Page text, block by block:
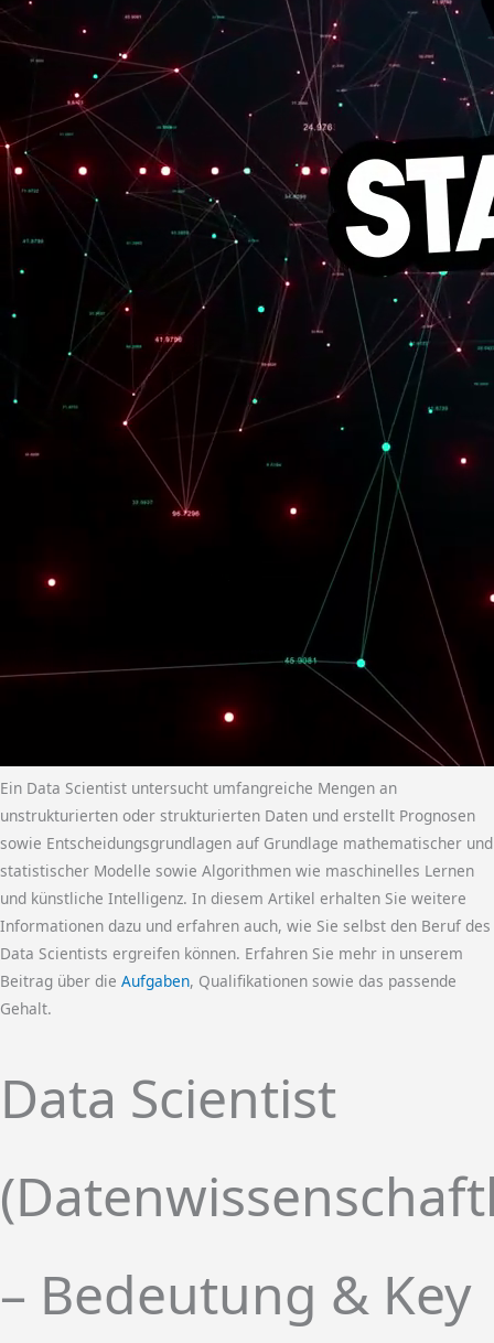
Ein Data Scientist untersucht umfangreiche Mengen an
unstrukturierten oder strukturierten Daten und erstellt Prognosen
sowie Entscheidungsgrundlagen auf Grundlage mathematischer und
statistischer Modelle sowie Algorithmen wie maschinelles Lernen
und künstliche Intelligenz. In diesem Artikel erhalten Sie weitere
Informationen dazu und erfahren auch, wie Sie selbst den Beruf des
Data Scientists ergreifen können. Erfahren Sie mehr in unserem
Beitrag über die Aufgaben, Qualifikationen sowie das passende
Gehalt.
Data Scientist
– Bedeutung & Key